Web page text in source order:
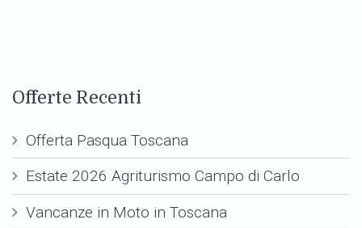
Offerte Recenti
Offerta Pasqua Toscana
Estate 2026 Agriturismo Campo di Carlo
Vancanze in Moto in Toscana